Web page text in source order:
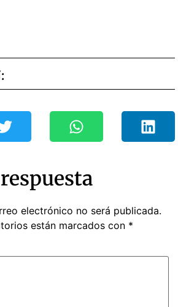
electrónico no será publicada.
están marcados con *